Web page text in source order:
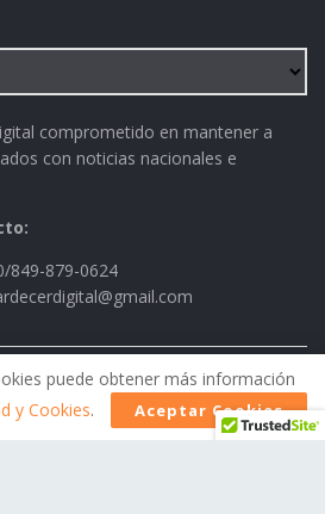
comprometido en mantener a
con noticias nacionales e
849-879-0624
AVISO LEGAL
Contactos
puede obtener más información
y Cookies. Aceptar Cookies